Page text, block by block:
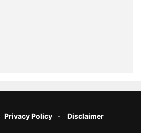
Privacy Policy Disclaimer